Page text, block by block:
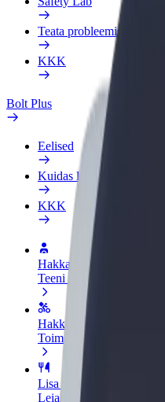
Teata probleemist
KKK
Bolt Plus
Eelised
Kuidas liituda
KKK
Hakka juhiks
Teeni siis, kui sulle sobib
Hakka kulleriks
Toimeta tellimused
Lisa restoran või pood
Leia rohkem kliente ja